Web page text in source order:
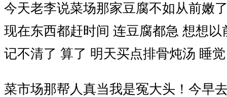
今天老李说菜场那家豆腐不如从前嫩
现在东西都赶时间 连豆腐都急 想想
记不清了 算了 明天买点排骨炖汤 睡觉
菜市场那帮人真当我是冤大头！今早